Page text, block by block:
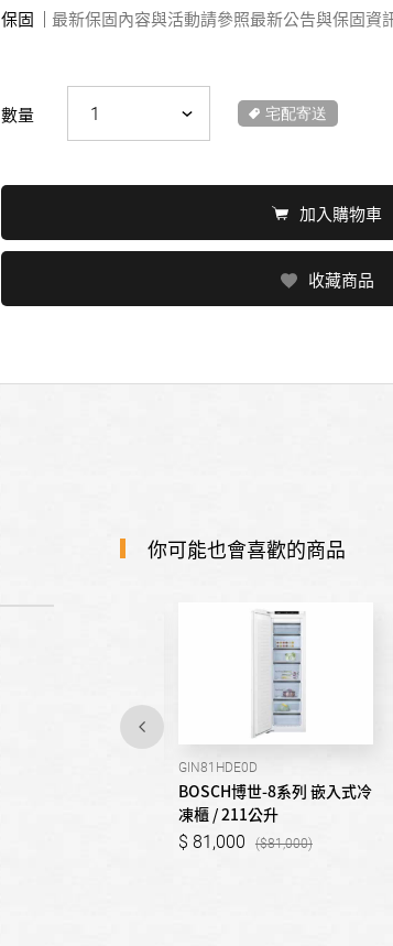
保固
最新保固內容與活動請參照最新公告與保固資
數量 宅配寄送
加入購物車
收藏商品
你可能也會喜歡的商品
GIN81HDE0D
BOSCH博世-8系列 嵌入式冷
凍櫃 / 211公升
81,000 81,000